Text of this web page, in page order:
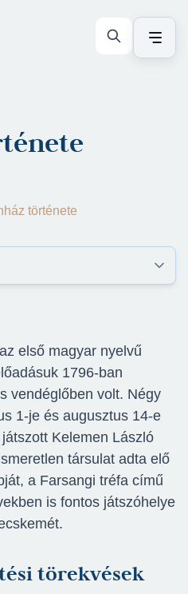
története
első magyar nyelvű
1796-ban
vendéglőben volt. Négy
1-je és augusztus 14-e
Kelemen László
társulat adta elő
a Farsangi tréfa című
is fontos játszóhelye
törekvések